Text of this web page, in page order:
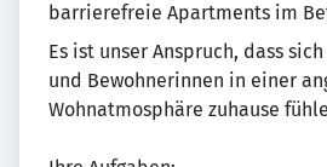
barrierefreie Apartments im
Es ist unser Anspruch, dass
und Bewohnerinnen in einer
Wohnatmosphäre zuhause